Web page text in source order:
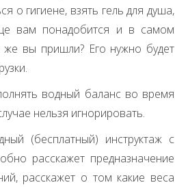
о гигиене, взять гель для душа,
вам понадобится и в самом
вы пришли? Его нужно будет
водный баланс во время
нельзя игнорировать.
(бесплатный) инструктаж с
расскажет предназначение
расскажет о том какие веса